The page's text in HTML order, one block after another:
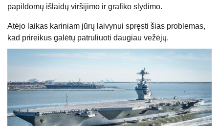
papildomų išlaidų viršijimo ir grafiko slydimo.
Atėjo laikas kariniam jūrų laivynui spręsti šias problemas,
kad prireikus galėtų patruliuoti daugiau vežėjų.